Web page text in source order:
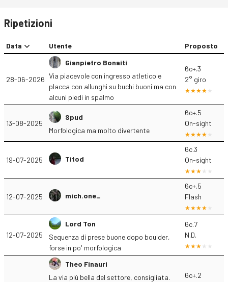
Ripetizioni
Data Utente Proposto
28-06-2026
Gianpietro Bonaiti
Via piacevole con ingresso atletico e
placca con allunghi su buchi buoni ma con
alcuni piedi in spalmo
6c+.3
2° giro
13-08-2025
Spud
Morfologica ma molto divertente
6c+.5
On-sight
19-07-2025 Titod
6c.3
On-sight
12-07-2025 mich.one_
6c+.5
Flash
12-07-2025
Lord Ton
Sequenza di prese buone dopo boulder,
forse in po' morfologica
6c.7
N.D.
Theo Finauri
La via più bella del settore, consigliata.
6c+.2